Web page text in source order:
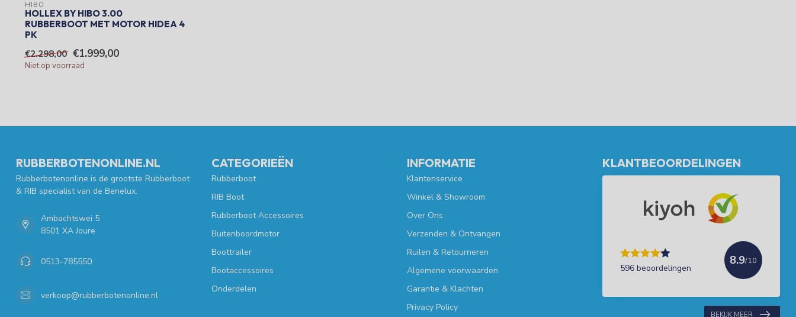
HIBO
HOLLEX BY HIBO 3.00
RUBBERBOOT MET MOTOR HIDEA 4
PK
€2.298,00 €1.999,00
Niet op voorraad
RUBBERBOTENONLINE.NL
Rubberbotenonline is de grootste Rubberboot
& RIB specialist van de Benelux.
Ambachtswei 5
8501 XA Joure
0513-785550
verkoop@rubberbotenonline.nl
CATEGORIEËN
Rubberboot
RIB Boot
Rubberboot Accessoires
Buitenboordmotor
Boottrailer
Bootaccessoires
Onderdelen
INFORMATIE
Klantenservice
Winkel & Showroom
Over Ons
Verzenden & Ontvangen
Ruilen & Retourneren
Algemene voorwaarden
Garantie & Klachten
Privacy Policy
KLANTBEOORDELINGEN
596 beoordelingen
8.9/10
BEKIJK MEER